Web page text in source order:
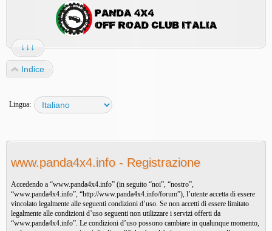
↓↓↓
Indice
Lingua:
www.panda4x4.info - Registrazione
Accedendo a “www.panda4x4.info” (in seguito “noi”, “nostro”,
“www.panda4x4.info”, “http://www.panda4x4.info/forum”), l’utente accetta di essere
vincolato legalmente alle seguenti condizioni d’uso. Se non accetti di essere limitato
legalmente alle condizioni d’uso seguenti non utilizzare i servizi offerti da
“www.panda4x4.info”. Le condizioni d’uso possono cambiare in qualunque momento,